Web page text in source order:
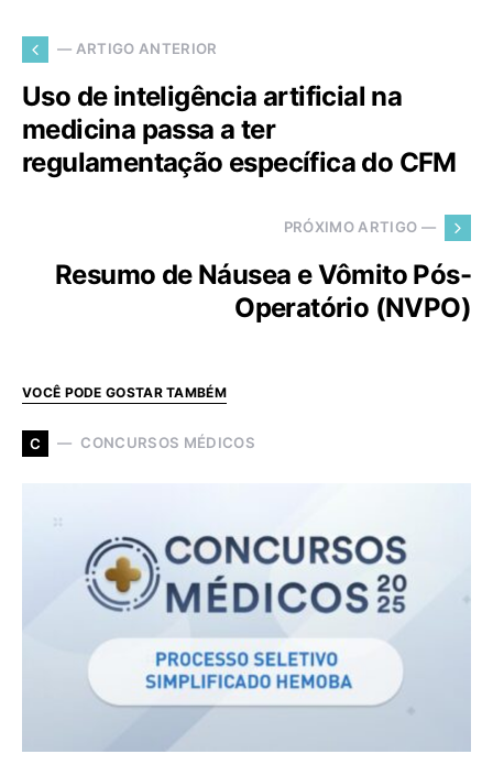
— ARTIGO ANTERIOR
Uso de inteligência artificial na
medicina passa a ter
regulamentação específica do CFM
PRÓXIMO ARTIGO —
Resumo de Náusea e Vômito Pós-
Operatório (NVPO)
VOCÊ PODE GOSTAR TAMBÉM
C CONCURSOS MÉDICOS